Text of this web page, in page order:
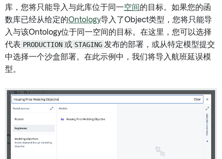
库，您将只能导入与此库位于同一空间 的目标。如果您的函
数库已经从给定的Ontology导入了Object类型，您将只能导
入与该Ontology位于同一空间的目标。在这里，您可以选择
代表 PRODUCTION 或 STAGING 发布的部署，或从特定模型提交
中选择一个沙盒部署。在此示例中，我们将导入航班延误模
型。